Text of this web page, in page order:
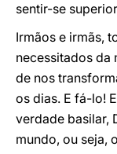
sentir-se
Irmãos e irmãs,
necessitados da
de nos
os dias. E fá-lo!
verdade basilar,
mundo, ou seja,